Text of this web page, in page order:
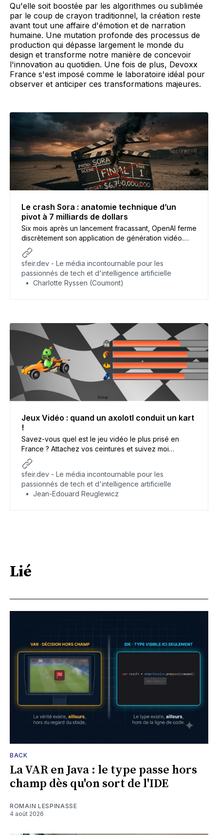
Qu'elle soit boostée par les algorithmes ou sublimée
par le coup de crayon traditionnel, la création reste
avant tout une affaire d'émotion et de narration
humaine. Une mutation profonde des processus de
production qui dépasse largement le monde du
design et transforme notre manière de concevoir
l'innovation au quotidien. Une fois de plus, Devoxx
France s'est imposé comme le laboratoire idéal pour
observer et anticiper ces transformations majeures.
Le crash Sora : anatomie technique d’un
pivot à 7 milliards de dollars
Six mois après un lancement fracassant, OpenAI ferme
discrètement son application de génération vidéo.
Derrière l’annonce laconique se cache l’un des flops
industriels les plus coûteux de l’histoire de l’IA.
sfeir.dev - Le média incontournable pour les
passionnés de tech et d'intelligence artificielle
Charlotte Ryssen (Coumont)
Jeux Vidéo : quand un axolotl conduit un kart
!
Savez-vous quel est le jeu vidéo le plus prisé en
France ? Attachez vos ceintures et suivez moi
l’aventure du développement de mon propre jeu
vidéo !
sfeir.dev - Le média incontournable pour les
passionnés de tech et d'intelligence artificielle
Jean-Edouard Reuglewicz
Lié
BACK
La VAR en Java : le type passe hors
champ dès qu'on sort de l'IDE
ROMAIN LESPINASSE
4 août 2026